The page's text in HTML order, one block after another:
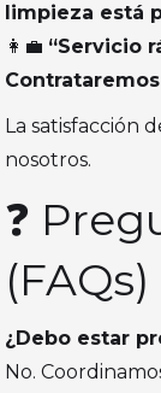
limpieza está
👩‍💼 “Servicio
La satisfacción
nosotros.
❓
(FAQs)
¿Debo estar
No.